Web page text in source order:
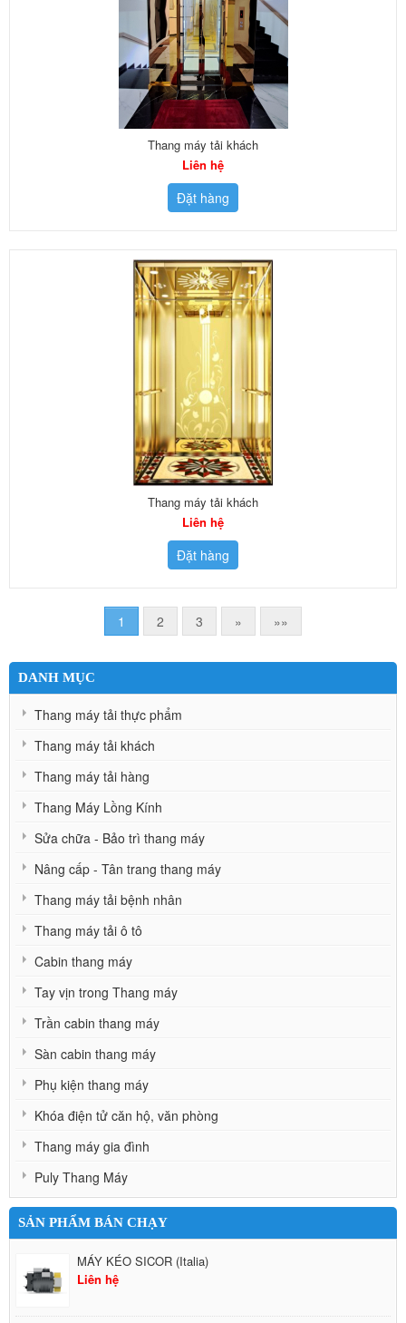
Thang máy tải khách
Liên hệ
Đặt hàng
Thang máy tải khách
Liên hệ
Đặt hàng
1 2 3 » »»
DANH MỤC
Thang máy tải thực phẩm
Thang máy tải khách
Thang máy tải hàng
Thang Máy Lồng Kính
Sửa chữa - Bảo trì thang máy
Nâng cấp - Tân trang thang máy
Thang máy tải bệnh nhân
Thang máy tải ô tô
Cabin thang máy
Tay vịn trong Thang máy
Trần cabin thang máy
Sàn cabin thang máy
Phụ kiện thang máy
Khóa điện tử căn hộ, văn phòng
Thang máy gia đình
Puly Thang Máy
SẢN PHẨM BÁN CHẠY
MÁY KÉO SICOR (Italia)
Liên hệ